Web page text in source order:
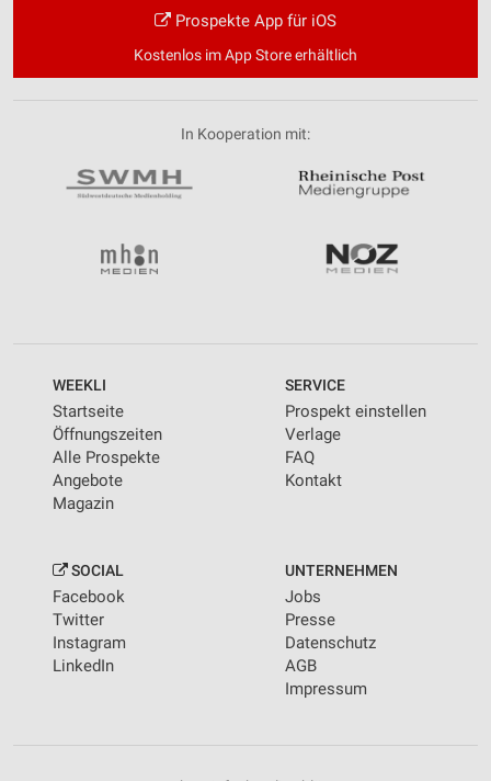
Prospekte App für iOS
Kostenlos im App Store erhältlich
In Kooperation mit:
WEEKLI
Startseite
Öffnungszeiten
Alle Prospekte
Angebote
Magazin
SERVICE
Prospekt einstellen
Verlage
FAQ
Kontakt
SOCIAL
Facebook
Twitter
Instagram
LinkedIn
UNTERNEHMEN
Jobs
Presse
Datenschutz
AGB
Impressum